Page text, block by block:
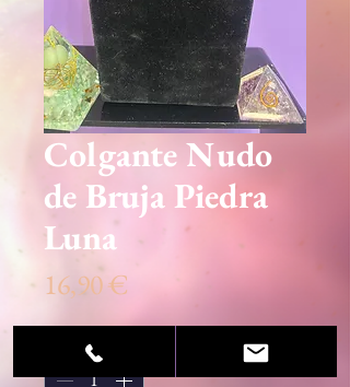
Colgante Nudo
de Bruja Piedra
Luna
16,90 €
Cantidad